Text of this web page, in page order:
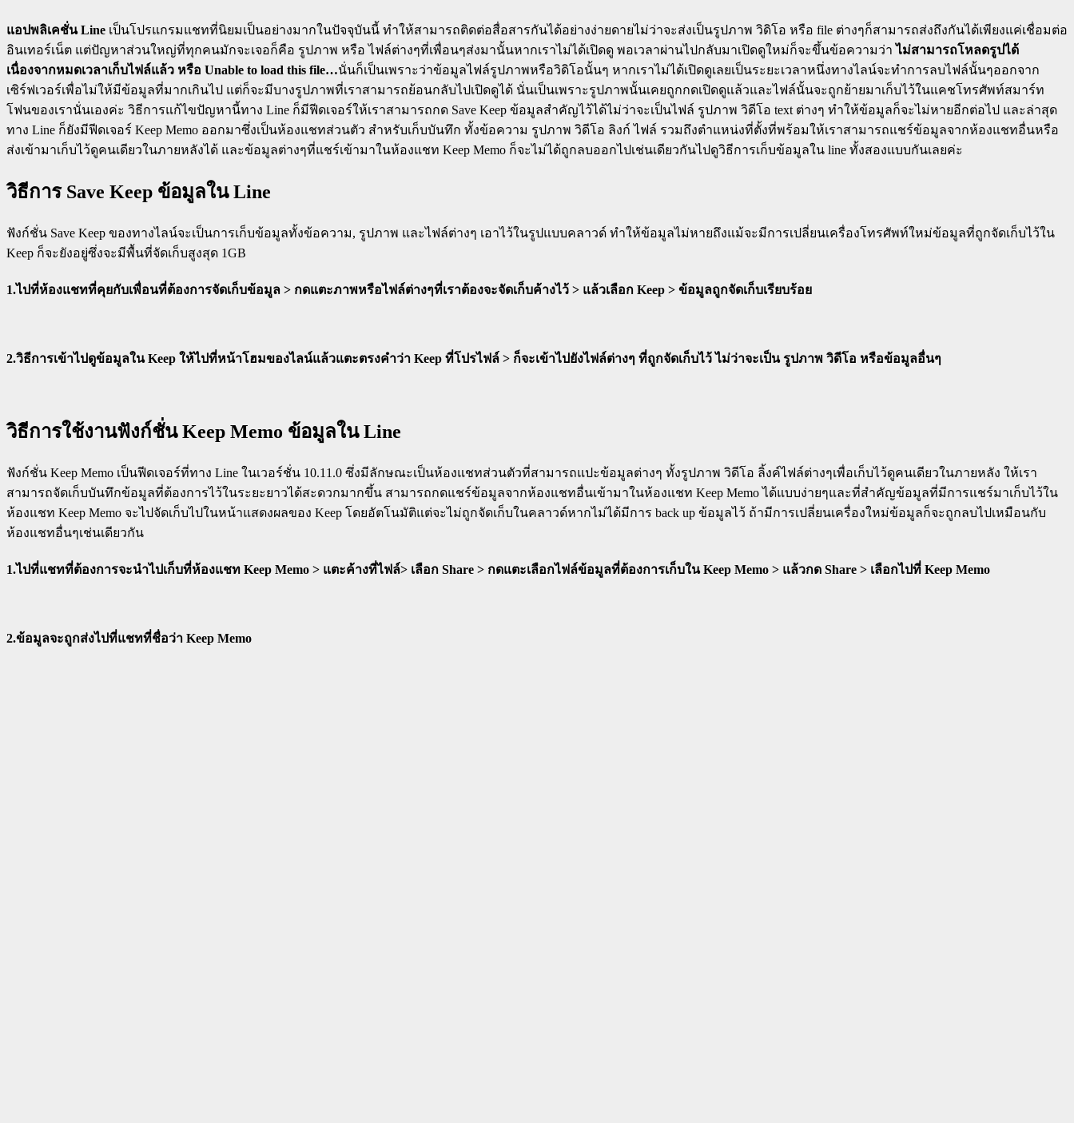
แอปพลิเคชั่น Line เป็นโปรแกรมแชทที่นิยมเป็นอย่างมากในปัจจุบันนี้ ทำให้สามารถติดต่อสื่อสารกันได้อย่างง่ายดายไม่ว่าจะส่งเป็นรูปภาพ วิดิโอ หรือ file ต่างๆก็สามารถส่งถึงกันได้เพียงแค่เชื่อมต่อ
อินเทอร์เน็ต แต่ปัญหาส่วนใหญ่ที่ทุกคนมักจะเจอก็คือ รูปภาพ หรือ ไฟล์ต่างๆที่เพื่อนๆส่งมานั้นหากเราไม่ได้เปิดดู พอเวลาผ่านไปกลับมาเปิดดูใหม่ก็จะขึ้นข้อความว่าไม่สามารถโหลดรูปได้
เนื่องจากหมดเวลาเก็บไฟล์แล้ว หรือ Unable to load this file…นั่นก็เป็นเพราะว่าข้อมูลไฟล์รูปภาพหรือวิดิโอนั้นๆ หากเราไม่ได้เปิดดูเลยเป็นระยะเวลาหนึ่งทางไลน์จะทำการลบไฟล์นั้นๆออกจาก
เซิร์ฟเวอร์เพื่อไม่ให้มีข้อมูลที่มากเกินไป แต่ก็จะมีบางรูปภาพที่เราสามารถย้อนกลับไปเปิดดูได้ นั่นเป็นเพราะรูปภาพนั้นเคยถูกกดเปิดดูแล้วและไฟล์นั้นจะถูกย้ายมาเก็บไว้ในแคชโทรศัพท์สมาร์ท
โฟนของเรานั่นเองค่ะ วิธีการแก้ไขปัญหานี้ทาง Line ก็มีฟีดเจอร์ให้เราสามารถกด Save Keep ข้อมูลสำคัญไว้ได้ไม่ว่าจะเป็นไฟล์ รูปภาพ วิดีโอ text ต่างๆ ทำให้ข้อมูลก็จะไม่หายอีกต่อไป และล่าสุด
ทาง Line ก็ยังมีฟีดเจอร์ Keep Memo ออกมาซึ่งเป็นห้องแชทส่วนตัว สำหรับเก็บบันทึก ทั้งข้อความ รูปภาพ วิดีโอ ลิงก์ ไฟล์ รวมถึงตำแหน่งที่ตั้งที่พร้อมให้เราสามารถแชร์ข้อมูลจากห้องแชทอื่นหรือ
ส่งเข้ามาเก็บไว้ดูคนเดียวในภายหลังได้ และข้อมูลต่างๆที่แชร์เข้ามาในห้องแชท Keep Memo ก็จะไม่ได้ถูกลบออกไปเช่นเดียวกันไปดูวิธีการเก็บข้อมูลใน line ทั้งสองแบบกันเลยค่ะ
วิธีการ Save Keep ข้อมูลใน Line
ฟังก์ชั่น Save Keep ของทางไลน์จะเป็นการเก็บข้อมูลทั้งข้อความ, รูปภาพ และไฟล์ต่างๆ เอาไว้ในรูปแบบคลาวด์ ทำให้ข้อมูลไม่หายถึงแม้จะมีการเปลี่ยนเครื่องโทรศัพท์ใหม่ข้อมูลที่ถูกจัดเก็บไว้ใน
Keep ก็จะยังอยู่ซึ่งจะมีพื้นที่จัดเก็บสูงสุด 1GB
1.ไปที่ห้องแชทที่คุยกับเพื่อนที่ต้องการจัดเก็บข้อมูล > กดแตะภาพหรือไฟล์ต่างๆที่เราต้องจะจัดเก็บค้างไว้ > แล้วเลือก Keep > ข้อมูลถูกจัดเก็บเรียบร้อย
2.วิธีการเข้าไปดูข้อมูลใน Keep ให้ไปที่หน้าโฮมของไลน์แล้วแตะตรงคำว่า Keep ที่โปรไฟล์ > ก็จะเข้าไปยังไฟล์ต่างๆ ที่ถูกจัดเก็บไว้ ไม่ว่าจะเป็น รูปภาพ วิดีโอ หรือข้อมูลอื่นๆ
วิธีการใช้งานฟังก์ชั่น Keep Memo ข้อมูลใน Line
ฟังก์ชั่น Keep Memo เป็นฟีดเจอร์ที่ทาง Line ในเวอร์ชั่น 10.11.0 ซึ่งมีลักษณะเป็นห้องแชทส่วนตัวที่สามารถแปะข้อมูลต่างๆ ทั้งรูปภาพ วิดีโอ ลิ้งค์ไฟล์ต่างๆเพื่อเก็บไว้ดูคนเดียวในภายหลัง ให้เรา
สามารถจัดเก็บบันทึกข้อมูลที่ต้องการไว้ในระยะยาวได้สะดวกมากขึ้น สามารถกดแชร์ข้อมูลจากห้องแชทอื่นเข้ามาในห้องแชท Keep Memo ได้แบบง่ายๆและที่สำคัญข้อมูลที่มีการแชร์มาเก็บไว้ใน
ห้องแชท Keep Memo จะไปจัดเก็บไปในหน้าแสดงผลของ Keep โดยอัตโนมัติแต่จะไม่ถูกจัดเก็บในคลาวด์หากไม่ได้มีการ back up ข้อมูลไว้ ถ้ามีการเปลี่ยนเครื่องใหม่ข้อมูลก็จะถูกลบไปเหมือนกับ
ห้องแชทอื่นๆเช่นเดียวกัน
1.ไปที่แชทที่ต้องการจะนำไปเก็บที่ห้องแชท Keep Memo > แตะค้างที่ไฟล์> เลือก Share > กดแตะเลือกไฟล์ข้อมูลที่ต้องการเก็บใน Keep Memo > แล้วกด Share > เลือกไปที่ Keep Memo
2.ข้อมูลจะถูกส่งไปที่แชทที่ชื่อว่า Keep Memo